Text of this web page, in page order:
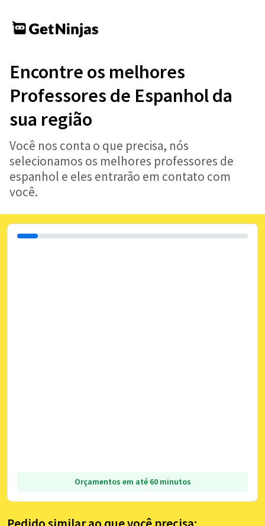
Encontre os melhores
Professores de Espanhol da
sua região
Você nos conta o que precisa, nós
selecionamos os melhores professores de
espanhol e eles entrarão em contato com
você.
Orçamentos em até 60 minutos